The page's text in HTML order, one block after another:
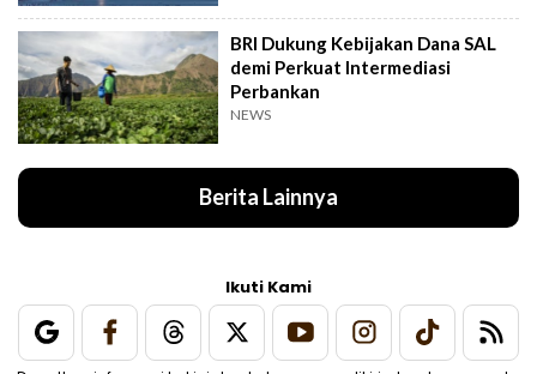
BRI Dukung Kebijakan Dana SAL
demi Perkuat Intermediasi
Perbankan
NEWS
Berita Lainnya
Ikuti Kami